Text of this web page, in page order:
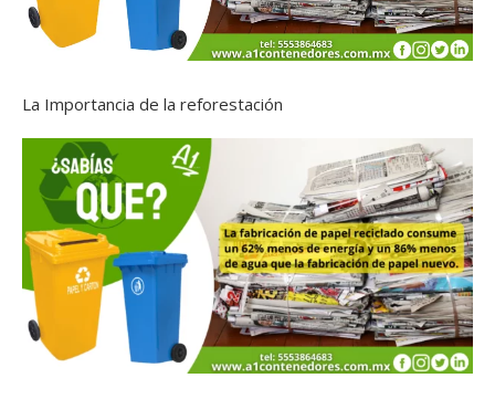
La Importancia de la reforestación